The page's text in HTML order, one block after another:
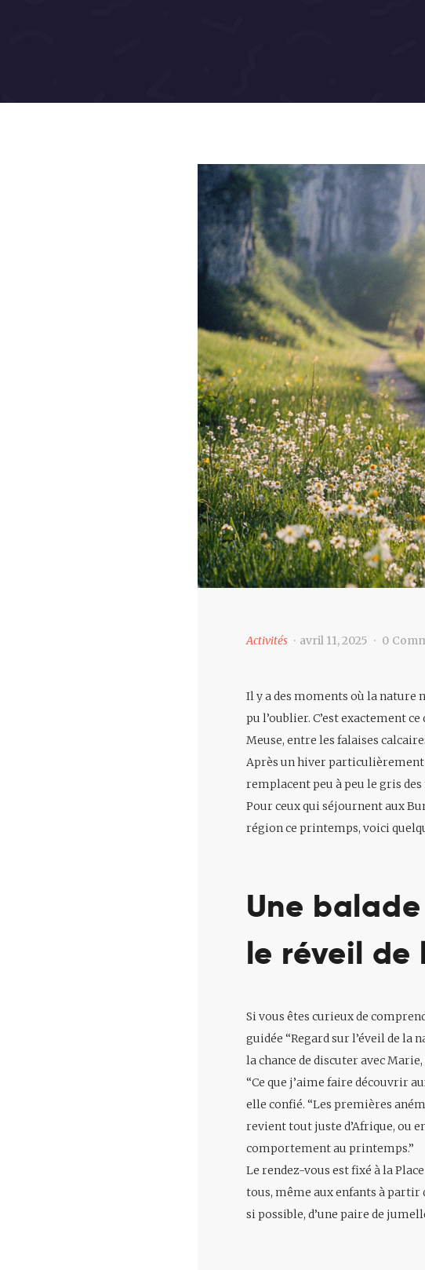
Activités avril 11, 2025 0
Il y a des moments où la nature
pu l’oublier. C’est exactement
Meuse, entre les falaises
Après un hiver particulièrement
remplacent peu à peu le gris
Pour ceux qui séjournent aux
région ce printemps, voici
Une
le réveil de
Si vous êtes curieux de
guidée “Regard sur l’éveil de la
la chance de discuter avec
“Ce que j’aime faire découvrir
elle confié. “Les premières
revient tout juste d’Afrique, ou
comportement au printemps.”
Le rendez-vous est fixé à la
tous, même aux enfants à partir
si possible, d’une paire de